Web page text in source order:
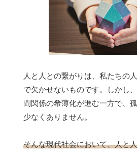
人と人との繋がりは、私たちの
で欠かせないものです。しかし
間関係の希薄化が進む一方で、
少なくありません。
そんな現代社会において、人と